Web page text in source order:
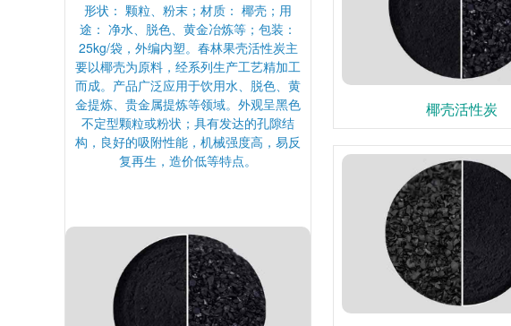
椰壳活性炭
形状： 颗粒、粉末；材质： 椰壳；用
途： 净水、脱色、黄金冶炼等；包装：
25kg/袋，外编内塑。春林果壳活性炭主
要以椰壳为原料，经系列生产工艺精加工
而成。产品广泛应用于饮用水、脱色、黄
金提炼、贵金属提炼等领域。外观呈黑色
不定型颗粒或粉状；具有发达的孔隙结
构，良好的吸附性能，机械强度高，易反
复再生，造价低等特点。